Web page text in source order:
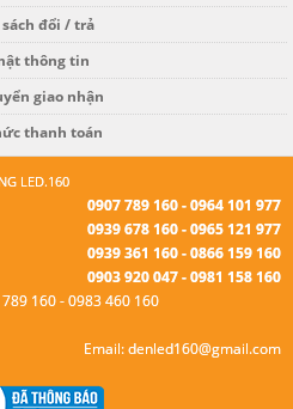
đổi / trả
thông tin
giao nhận
thanh toán
LED.160
0907 789 160 - 0964 101 977
0939 678 160 - 0965 121 977
0939 361 160 - 0866 159 160
0903 920 047 - 0981 158 160
160 - 0983 460 160
Email: denled160@gmail.com